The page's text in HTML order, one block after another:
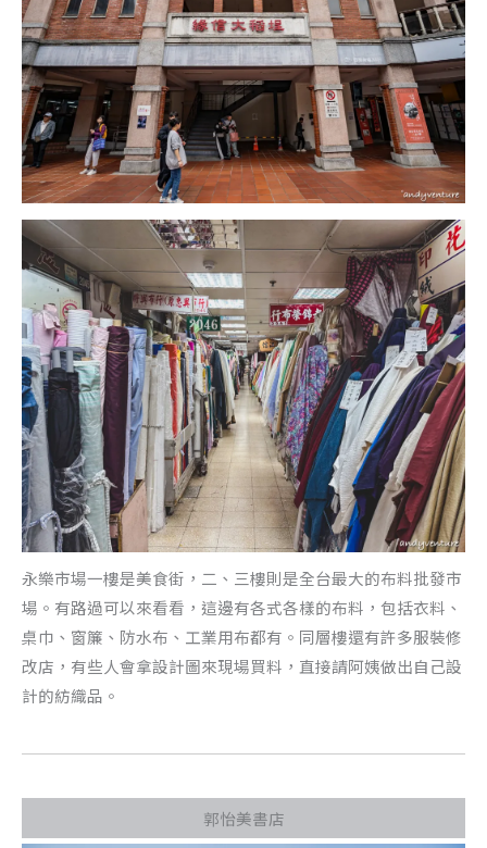
永樂市場一樓是美食街，二、三樓則是全台最大的布料批發市
場。有路過可以來看看，這邊有各式各樣的布料，包括衣料、
桌巾、窗簾、防水布、工業用布都有。同層樓還有許多服裝修
改店，有些人會拿設計圖來現場買料，直接請阿姨做出自己設
計的紡織品。
郭怡美書店